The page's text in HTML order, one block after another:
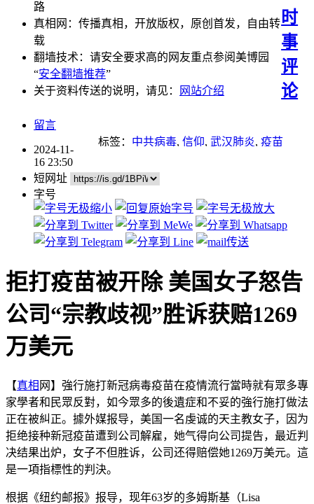
路
真相网：传播真相，开放版权，原创首发，自由转
载
翻墙技术：请安全要求高的网友重点参阅美博园
“安全翻墙推荐”
关于资料传送的说明，请见：
网站介绍
时
事
评
论
留言
标签： 中共病毒, 信仰, 武汉肺炎, 疫苗
2024-11-
16 23:50
短网址
字号
拒打疫苗被开除 美国女子怒告
公司“宗教歧视”胜诉获赔1269
万美元
【真相 网】強行施打新冠病毒疫苗在疫情流行當時就有眾多專
家學者和民眾反對，如今眾多的後遺症和不妥的強行施打做法
正在被糾正。據外媒报导，美国一名虔诚的天主教女子，因为
拒绝接种新冠疫苗遭到公司解雇，她气得向公司提告，最近判
决结果出炉，女子不但胜诉，公司还得赔偿她1269万美元。這
是一項指標性的判決。
根据《纽约邮报》报导，现年63岁的多姆斯基（Lisa